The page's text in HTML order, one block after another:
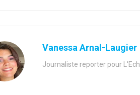
Vanessa Arnal-Laugier
Journaliste reporter pour